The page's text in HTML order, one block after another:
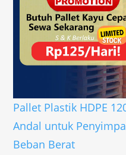
Pallet Plastik HDPE
Andal untuk
Beban Berat